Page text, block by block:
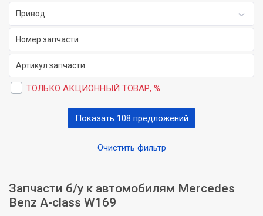
Привод
ТОЛЬКО АКЦИОННЫЙ ТОВАР, %
Очистить фильтр
Показать 108 предложений
Запчасти б/у к автомобилям Mercedes
Benz A-class W169